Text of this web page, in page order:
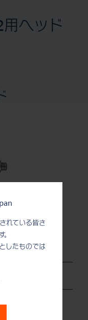
れている皆さ
。
したものでは
ヘッド
製品番号: